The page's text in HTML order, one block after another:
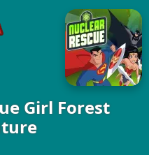
Girl Forest